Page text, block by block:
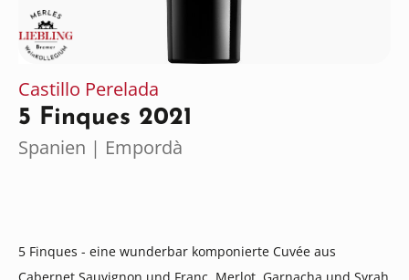
Castillo Perelada
5 Finques 2021
Spanien | Empordà
5 Finques - eine wunderbar komponierte Cuvée aus